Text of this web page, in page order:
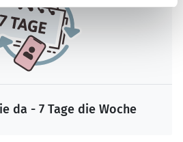
da - 7 Tage die Woche